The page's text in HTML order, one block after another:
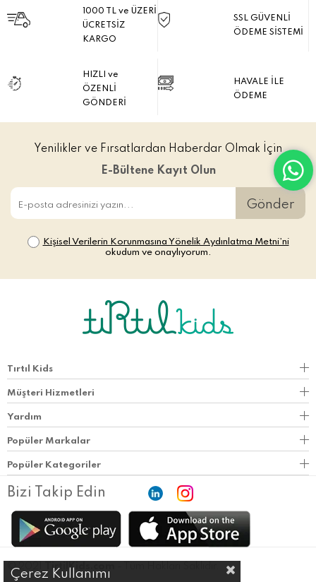
1000 TL ve ÜZERİ
ÜCRETSİZ
KARGO
SSL GÜVENLİ
ÖDEME SİSTEMİ
HIZLI ve
ÖZENLİ
GÖNDERİ
HAVALE İLE
ÖDEME
Yenilikler ve Fırsatlardan Haberdar Olmak İçin
E-Bültene Kayıt Olun
Gönder
Kişisel Verilerin Korunmasına Yönelik Aydınlatma Metni’ni
okudum ve onaylıyorum.
Tırtıl Kids
Müşteri Hizmetleri
Yardım
Popüler Markalar
Popüler Kategoriler
Bizi Takip Edin
© 2021 TirtilKids.com
Çerez Kullanımı